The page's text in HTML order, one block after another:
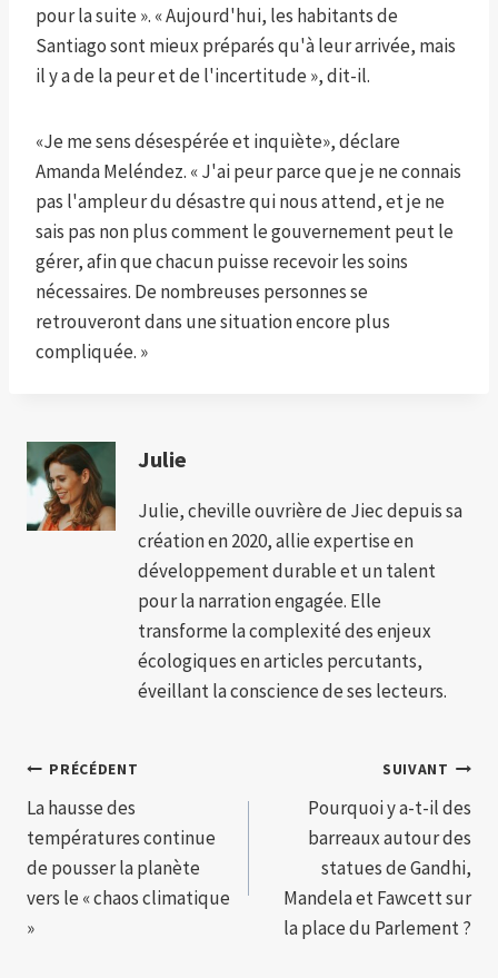
pour la suite ». « Aujourd'hui, les habitants de
Santiago sont mieux préparés qu'à leur arrivée, mais
il y a de la peur et de l'incertitude », dit-il.
«Je me sens désespérée et inquiète», déclare
Amanda Meléndez. « J'ai peur parce que je ne connais
pas l'ampleur du désastre qui nous attend, et je ne
sais pas non plus comment le gouvernement peut le
gérer, afin que chacun puisse recevoir les soins
nécessaires. De nombreuses personnes se
retrouveront dans une situation encore plus
compliquée. »
Julie
Julie, cheville ouvrière de Jiec depuis sa
création en 2020, allie expertise en
développement durable et un talent
pour la narration engagée. Elle
transforme la complexité des enjeux
écologiques en articles percutants,
éveillant la conscience de ses lecteurs.
Navigation
de
l’article
PRÉCÉDENT
La hausse des
températures continue
de pousser la planète
vers le « chaos climatique
»
SUIVANT
Pourquoi y a-t-il des
barreaux autour des
statues de Gandhi,
Mandela et Fawcett sur
la place du Parlement ?